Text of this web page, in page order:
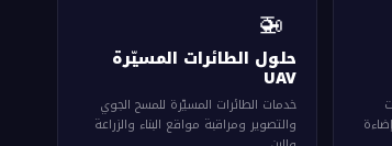
🚁
حلول الطائرات المسيّرة
UAV
خدمات الطائرات المسيّرة للمسح الجوي
والتصوير ومراقبة مواقع البناء والزراعة